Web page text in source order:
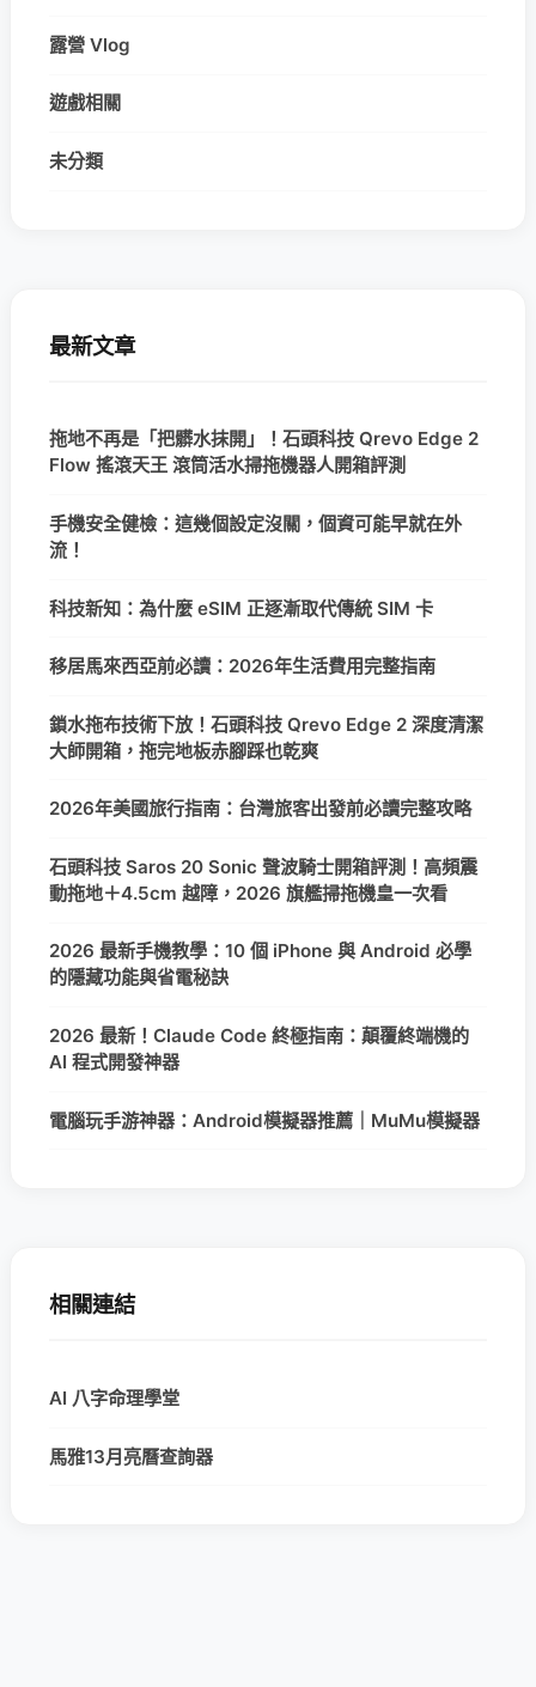
露營 Vlog
遊戲相關
未分類
最新文章
拖地不再是「把髒水抹開」！石頭科技 Qrevo Edge 2
Flow 搖滾天王 滾筒活水掃拖機器人開箱評測
手機安全健檢：這幾個設定沒關，個資可能早就在外
流！
科技新知：為什麼 eSIM 正逐漸取代傳統 SIM 卡
移居馬來西亞前必讀：2026年生活費用完整指南
鎖水拖布技術下放！石頭科技 Qrevo Edge 2 深度清潔
大師開箱，拖完地板赤腳踩也乾爽
2026年美國旅行指南：台灣旅客出發前必讀完整攻略
石頭科技 Saros 20 Sonic 聲波騎士開箱評測！高頻震
動拖地＋4.5cm 越障，2026 旗艦掃拖機皇一次看
2026 最新手機教學：10 個 iPhone 與 Android 必學
的隱藏功能與省電秘訣
2026 最新！Claude Code 終極指南：顛覆終端機的
AI 程式開發神器
電腦玩手游神器：Android模擬器推薦｜MuMu模擬器
相關連結
AI 八字命理學堂
馬雅13月亮曆查詢器